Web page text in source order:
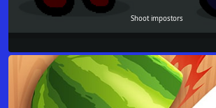
Shoot impostors